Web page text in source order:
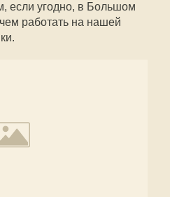
если угодно, в Большом
работать на нашей